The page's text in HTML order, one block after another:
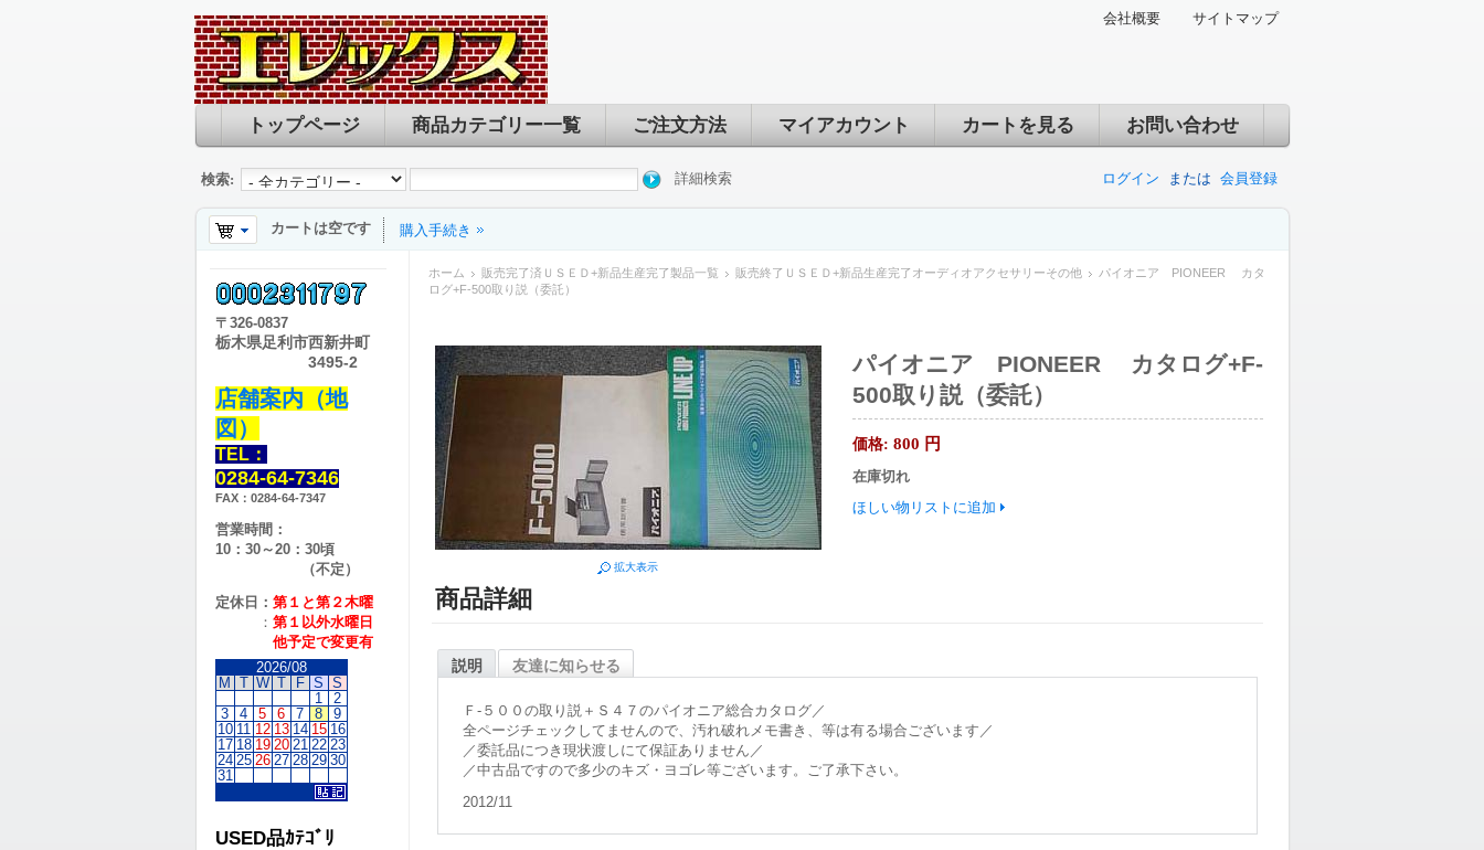
会社概要 サイトマップ
トップページ 商品カテゴリー一覧 ご注文方法 マイアカウント カートを見る お問い合わせ
ログイン または 会員登録
検索: 詳細検索
カートは空です 購入手続き
ホーム 販売完了済ＵＳＥＤ+新品生産完了製品一覧 販売終了ＵＳＥＤ+新品生産完了オーディオアクセサリーその他
パイオニア PIONEER カタ
ログ+F-500取り説（委託）
拡大表示
パイオニア PIONEER カタログ+F-
500取り説（委託）
価格: 800 円
在庫切れ
ほしい物リストに追加
商品詳細
説明 友達に知らせる
Ｆ-５００の取り説＋Ｓ４７のパイオニア総合カタログ／
全ページチェックしてませんので、汚れ破れメモ書き、等は有る場合ございます／
／委託品につき現状渡しにて保証ありません／
／中古品ですので多少のキズ・ヨゴレ等ございます。ご了承下さい。
2012/11
〒 326-0837
栃木県足利市西新井町
3495-2
店舗案内（地
図）
TEL：
0284-64-7346
FAX：0284-64-7347
営業時間：
10：30～20：30頃
（不定）
定休日： 第１と第２木曜
： 第１以外水曜日
他予定で変更有
2026/08
M
T W T F S S
1
2
3
4 5 6 7 8
9
10 11 12 13 14 15 16
17 18 19 20 21 22 23
24 25 26 27 28 29 30
31
USED品ｶﾃｺﾞﾘ